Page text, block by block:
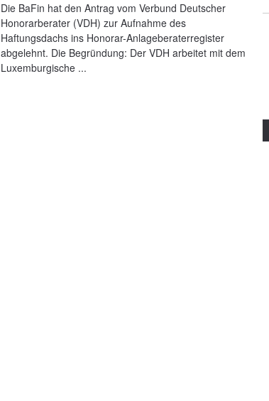
Die BaFin hat den Antrag vom Verbund Deutscher
Honorarberater (VDH) zur Aufnahme des
Haftungsdachs ins Honorar-Anlageberaterregister
abgelehnt. Die Begründung: Der VDH arbeitet mit dem
Luxemburgische ...